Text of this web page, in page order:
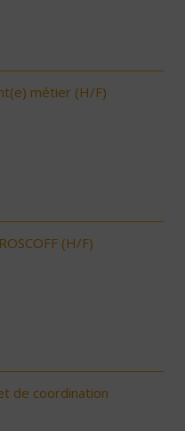
métier (H/F)
(H/F)
de coordination